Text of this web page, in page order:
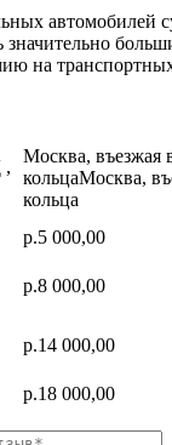
значительно
на
,
Москва, въезжая
кольцаМосква,
кольца
р.5 000,00
р.8 000,00
р.14 000,00
р.18 000,00